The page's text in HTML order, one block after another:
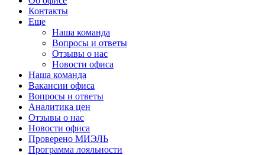
Контакты
Еще
Наша команда
Вопросы и ответы
Отзывы о нас
Новости офиса
Наша команда
Вакансии офиса
Вопросы и ответы
Аналитика цен
Отзывы о нас
Новости офиса
Проверено МИЭЛЬ
Программа лояльности